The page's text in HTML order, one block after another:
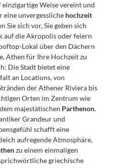
einzigartige Weise vereint und
unvergessliche hochzeit
Sie sich vor, Sie geben sich
auf die Akropolis oder feiern
Lokal über den Dächern
Athen für Ihre Hochzeit zu
Die Stadt bietet eine
an Locations, von
der Athener Riviera bis
Orten im Zentrum wie
majestätischen Parthenon.
Grandeur und
schafft eine
aufregende Atmosphäre,
zu einem einmaligen
griechische